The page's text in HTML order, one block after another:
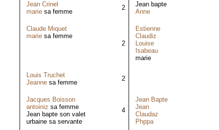
Jean Crinel
marie sa femme
2
Jean bapte
Anne
Claude Miquet
marie sa femme
2
Estienne
Claudiz
Louise
Isabeau
marie
Louis Truchet
Jeanne sa femme
2
Jacques Boisson
antoiniz sa femme
Jean bapte son valet
urbaine sa servante
4
Jean Bapte
Jean
Claudaz
Phppa